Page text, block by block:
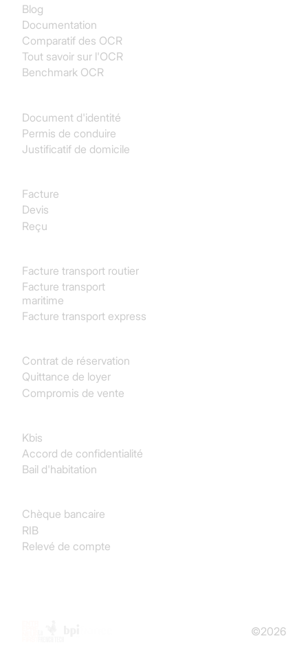
Blog
Documentation
Comparatif des OCR
Tout savoir sur l'OCR
Benchmark OCR
Document d'identité
Permis de conduire
Justificatif de domicile
Facture
Devis
Reçu
Facture transport routier
Facture transport
maritime
Facture transport express
Contrat de réservation
Quittance de loyer
Compromis de vente
Kbis
Accord de confidentialité
Bail d'habitation
Chèque bancaire
RIB
Relevé de compte
©2026